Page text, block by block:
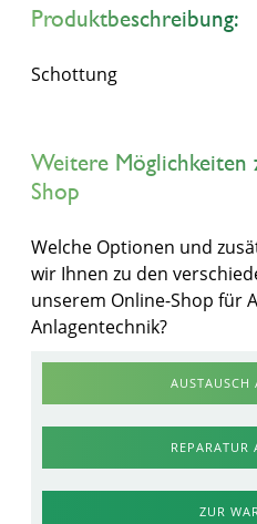
Produktbeschreibung:
Schottung
Weitere Möglichkeiten
Shop
Welche Optionen und
wir Ihnen zu den
unserem Online-Shop für
Anlagentechnik?
AUSTAUSCH
REPARATUR
ZUR